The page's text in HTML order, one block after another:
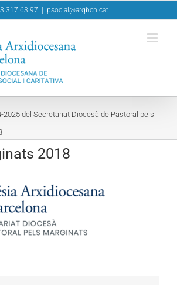
317 63 97 psocial@arqbcn.cat
2025 del Secretariat Diocesà de Pastoral pels
2018